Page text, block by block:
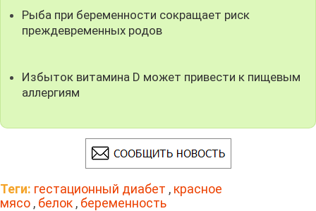
Рыба при беременности сокращает риск
преждевременных родов
Избыток витамина D может привести к пищевым
аллергиям
Теги: гестационный диабет , красное
мясо , белок , беременность